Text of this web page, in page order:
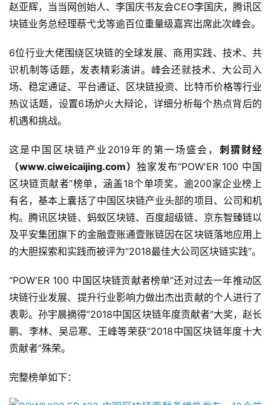
赵亚辉，当当网创始人、李国庆书友会CEO李国庆，腾讯区
块链业务总经理蔡弋戈等逾百位重量级嘉宾出席此次峰会。
6位行业大佬围绕区块链的全球发展、商用实践、技术、共
识机制等话题，发表精彩演讲。峰会还就技术、大公司入
场、稳定通证、平台通证、区块链投资、比特币价格等行业
热议话题，设置6场炉火大辩论，详细分析每个热点背后的
机遇和挑战。
这是中国区块链产业2019年的第一场盛会， 刺猬财经
（www.ciweicaijing.com） 独家发布“POW'ER 100 中国
区块链贡献者”榜单，涵盖18个单项奖，逾200家企业榜上
有名，基本上囊括了中国区块链产业头部的项目、公司和机
构。腾讯区块链、蚂蚁区块链、百度超级链、京东智臻链以
及平安集团旗下的金融壹账通壹账链因在区块链落地应用上
的大胆探索和实践而被评为“2018最佳大公司区块链实践”。
“POW'ER 100 中国区块链贡献者榜单”还对过去一年推动区
块链行业发展、提升行业影响力做出杰出贡献的个人进行了
表彰。孙宇晨摘得“2018中国区块链年度贡献者”大奖，赵长
鹏、李林、吴忌寒、王峰等荣获“2018中国区块链年度十大
贡献者”殊荣。
完整榜单如下：